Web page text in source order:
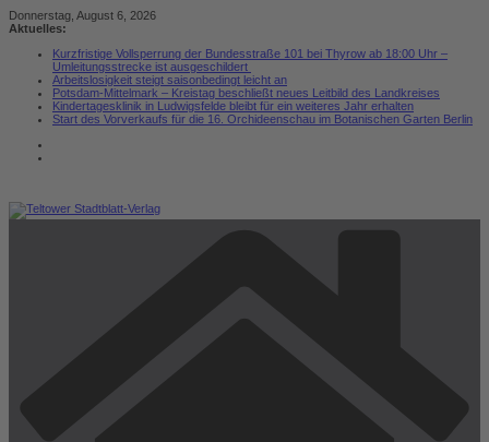
Zum
Inhalt
Donnerstag, August 6, 2026
Aktuelles:
Kurzfristige Vollsperrung der Bundesstraße 101 bei Thyrow ab 18:00 Uhr –
Umleitungsstrecke ist ausgeschildert
Arbeitslosigkeit steigt saisonbedingt leicht an
Potsdam-Mittelmark – Kreistag beschließt neues Leitbild des Landkreises
Kindertagesklinik in Ludwigsfelde bleibt für ein weiteres Jahr erhalten
Start des Vorverkaufs für die 16. Orchideenschau im Botanischen Garten Berlin